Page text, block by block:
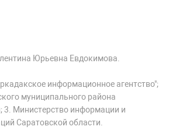
Юрьевна Евдокимова.
информационное агентство";
муниципального района
3. Министерство информации и
Саратовской области.